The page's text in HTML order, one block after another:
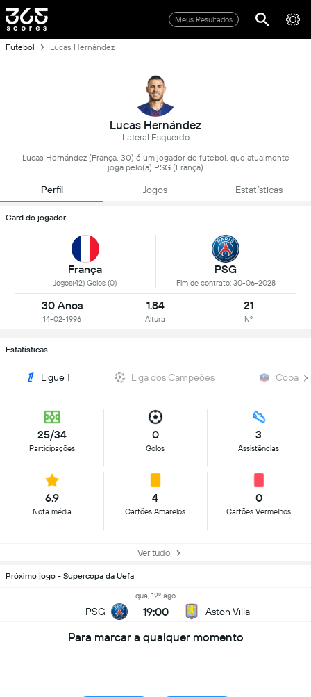
Meus Resultados
Futebol Lucas Hernández
Lucas Hernández
Lateral Esquerdo
Lucas Hernández (França, 30) é um jogador de futebol, que atualmente
joga pelo(a) PSG (França)
Perfil Jogos Estatísticas
Card do jogador
França
Jogos(42) Golos (0)
PSG
Fim de contrato: 30-06-2028
30 Anos
14-02-1996
1.84
Altura
21
Nº
Estatísticas
Ligue 1 Liga dos Campeões Copa
25/34
Participações
0
Golos
3
Assistências
6.9
Nota média
4
Cartões Amarelos
0
Cartões Vermelhos
Ver tudo
Próximo jogo - Supercopa da Uefa
PSG
qua, 12º ago
19:00 Aston Villa
Para marcar a qualquer momento